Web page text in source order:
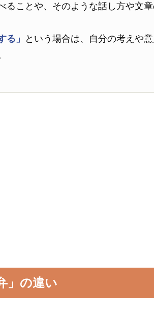
ることや、そのような話し方や文
る」
という場合は、自分の考えや
」の違い